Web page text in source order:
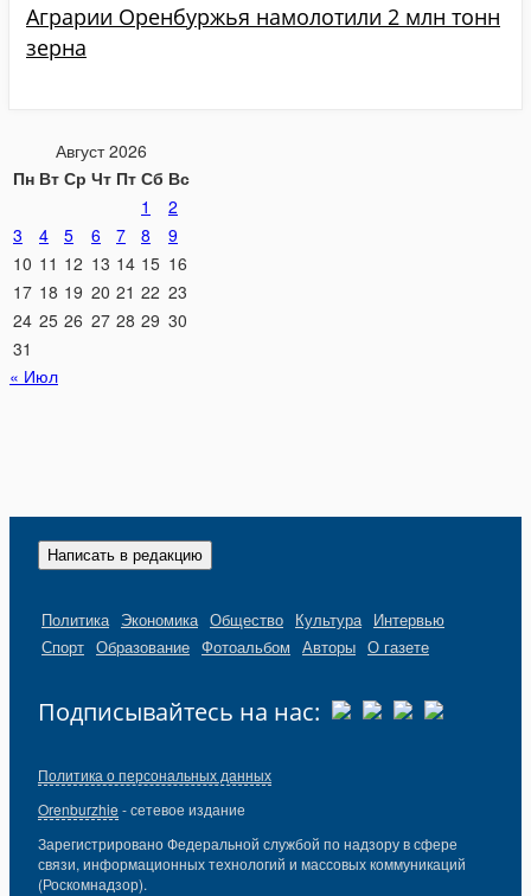
Аграрии Оренбуржья намолотили 2 млн тонн
зерна
Август 2026
Пн Вт Ср Чт Пт Сб Вс
1
2
3
4 5 6 7 8
9
10 11 12 13 14 15 16
17 18 19 20 21 22 23
24 25 26 27 28 29 30
31
« Июл
Написать в редакцию
Политика Экономика Общество Культура Интервью
Спорт Образование Фотоальбом Авторы О газете
Подписывайтесь на нас:
Политика о персональных данных
Orenburzhie - сетевое издание
Зарегистрировано Федеральной службой по надзору в сфере
связи, информационных технологий и массовых коммуникаций
(Роскомнадзор).